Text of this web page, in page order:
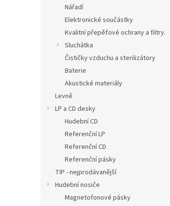
Nářadí
Elektronické součástky
Kvalitní přepěťové ochrany a filtry.
Sluchátka
Čističky vzduchu a sterilizátory
Baterie
Akustické materiály
Levně
LP a CD desky
Hudební CD
Referenční LP
Referenční CD
Referenční pásky
TIP - nejprodávanější
Hudební nosiče
Magnetofonové pásky